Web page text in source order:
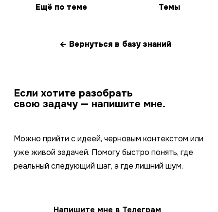
Ещё по теме Темы
← Вернуться в базу знаний
Если хотите разобрать
свою задачу — напишите мне.
Можно прийти с идеей, черновым контекстом или
уже живой задачей. Помогу быстро понять, где
реальный следующий шаг, а где лишний шум.
Напишите мне в Телеграм